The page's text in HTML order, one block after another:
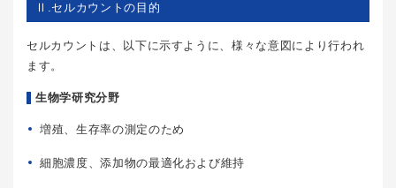
Ⅱ.セルカウントの目的
セルカウントは、以下に示すように、様々な意図により行われ
ます。
生物学研究分野
増殖、生存率の測定のため
細胞濃度、添加物の最適化および維持